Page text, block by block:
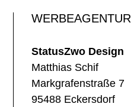
WERBEAGENTUR
StatusZwo Design
Matthias Schif
Markgrafenstraße 7
95488 Eckersdorf